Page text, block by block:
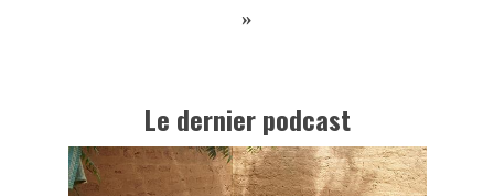
»
Le dernier podcast